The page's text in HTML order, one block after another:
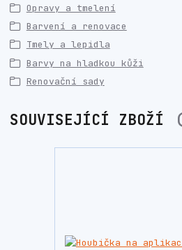
Opravy a tmelení
Barvení a renovace
Tmely a lepidla
Barvy na hladkou kůži
Renovační sady
SOUVISEJÍCÍ ZBOŽÍ